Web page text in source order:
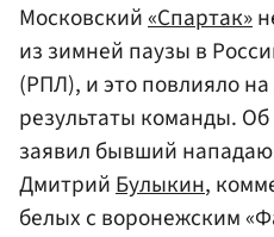
Московский«Спартак»
из зимней паузы в
(РПЛ), и это повлияло
результаты команды. Об
заявил бывший
ДмитрийБулыкин,
белых с воронежским